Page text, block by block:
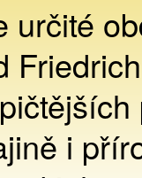
určité
i